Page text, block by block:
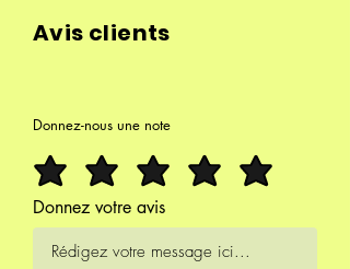
créant harmonie et bien-être
Sachet de 5 batonets
Avis clients
Donnez-nous une note
Donnez votre avis